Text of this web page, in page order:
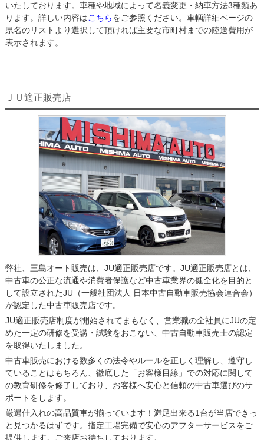
いたしております。車種や地域によって名義変更・納車方法3種類あ
ります。詳しい内容はこちらをご参照ください。車輌詳細ページの
県名のリストより選択して頂ければ主要な市町村までの陸送費用が
表示されます。
ＪＵ適正販売店
弊社、三島オート販売は、JU適正販売店です。JU適正販売店とは、
中古車の公正な流通や消費者保護など中古車業界の健全化を目的と
して設立されたJU（一般社団法人 日本中古自動車販売協会連合会）
が認定した中古車販売店です。
JU適正販売店制度が開始されてまもなく、営業職の全社員にJUの定
めた一定の研修を受講・試験をおこない、中古自動車販売士の認定
を取得いたしました。
中古車販売における数多くの法令やルールを正しく理解し、遵守し
ていることはもちろん、徹底した「お客様目線」での対応に関して
の教育研修を修了しており、お客様へ安心と信頼の中古車選びのサ
ポートをします。
厳選仕入れの高品質車が揃っています！満足出来る1台が当店できっ
と見つかるはずです。指定工場完備で安心のアフターサービスをご
提供します。ご来店お待ちしております。